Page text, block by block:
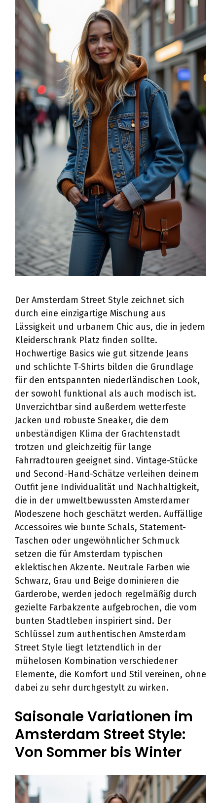
Der Amsterdam Street Style zeichnet sich
durch eine einzigartige Mischung aus
Lässigkeit und urbanem Chic aus, die in jedem
Kleiderschrank Platz finden sollte.
Hochwertige Basics wie gut sitzende Jeans
und schlichte T-Shirts bilden die Grundlage
für den entspannten niederländischen Look,
der sowohl funktional als auch modisch ist.
Unverzichtbar sind außerdem wetterfeste
Jacken und robuste Sneaker, die dem
unbeständigen Klima der Grachtenstadt
trotzen und gleichzeitig für lange
Fahrradtouren geeignet sind. Vintage-Stücke
und Second-Hand-Schätze verleihen deinem
Outfit jene Individualität und Nachhaltigkeit,
die in der umweltbewussten Amsterdamer
Modeszene hoch geschätzt werden. Auffällige
Accessoires wie bunte Schals, Statement-
Taschen oder ungewöhnlicher Schmuck
setzen die für Amsterdam typischen
eklektischen Akzente. Neutrale Farben wie
Schwarz, Grau und Beige dominieren die
Garderobe, werden jedoch regelmäßig durch
gezielte Farbakzente aufgebrochen, die vom
bunten Stadtleben inspiriert sind. Der
Schlüssel zum authentischen Amsterdam
Street Style liegt letztendlich in der
mühelosen Kombination verschiedener
Elemente, die Komfort und Stil vereinen, ohne
dabei zu sehr durchgestylt zu wirken.
Saisonale Variationen im
Amsterdam Street Style:
Von Sommer bis Winter